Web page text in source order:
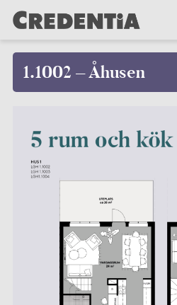
1.1002 – Åhusen